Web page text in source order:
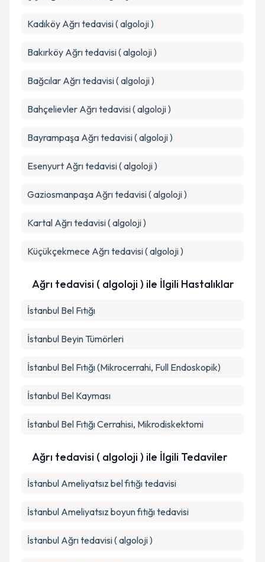
Kadıköy Ağrı tedavisi ( algoloji )
Bakırköy Ağrı tedavisi ( algoloji )
Bağcılar Ağrı tedavisi ( algoloji )
Bahçelievler Ağrı tedavisi ( algoloji )
Bayrampaşa Ağrı tedavisi ( algoloji )
Esenyurt Ağrı tedavisi ( algoloji )
Gaziosmanpaşa Ağrı tedavisi ( algoloji )
Kartal Ağrı tedavisi ( algoloji )
Küçükçekmece Ağrı tedavisi ( algoloji )
Ağrı tedavisi ( algoloji ) ile İlgili Hastalıklar
İstanbul Bel Fıtığı
İstanbul Beyin Tümörleri
İstanbul Bel Fıtığı (Mikrocerrahi, Full Endoskopik)
İstanbul Bel Kayması
İstanbul Bel Fıtığı Cerrahisi, Mikrodiskektomi
Ağrı tedavisi ( algoloji ) ile İlgili Tedaviler
İstanbul Ameliyatsız bel fıtığı tedavisi
İstanbul Ameliyatsız boyun fıtığı tedavisi
İstanbul Ağrı tedavisi ( algoloji )